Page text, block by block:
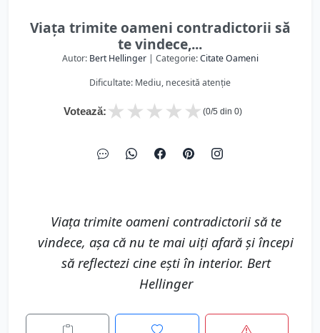
Viaţa trimite oameni contradictorii să
te vindece,...
Autor: Bert Hellinger| Categorie:Citate Oameni
Dificultate: Mediu, necesită atenție
Votează: ★
★
★
★
★ (0/5 din 0)
Viaţa trimite oameni contradictorii să te
vindece, așa că nu te mai uiți afară și începi
să reflectezi cine ești în interior. Bert
Hellinger